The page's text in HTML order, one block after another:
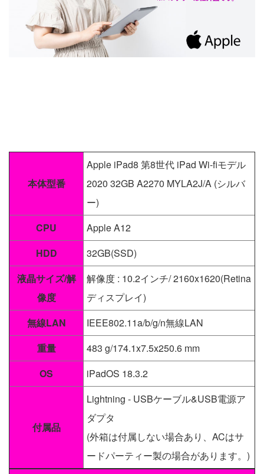
本体型番
Apple iPad8 第8世代 iPad Wi-fiモデル
2020 32GB A2270 MYLA2J/A (シルバ
ー)
CPU
Apple A12
HDD
32GB(SSD)
液晶サイズ/解
像度
解像度 : 10.2インチ/ 2160x1620(Retina
ディスプレイ)
無線LAN
IEEE802.11a/b/g/n無線LAN
重量
483 g/174.1x7.5x250.6 mm
OS
iPadOS 18.3.2
付属品
Lightning - USBケーブル&USB電源ア
ダプタ
(外箱は付属しない場合あり、ACはサ
ードパーティー製の場合があります。)